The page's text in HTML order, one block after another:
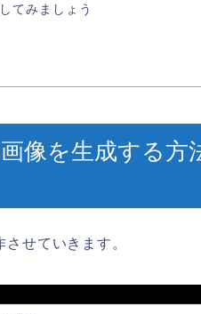
てみましょう
像を生成する方
せていきます。